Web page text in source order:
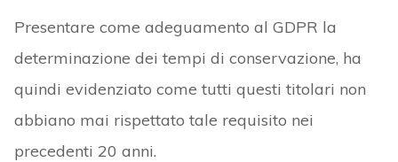
Presentare come adeguamento al GDPR la
determinazione dei tempi di conservazione, ha
quindi evidenziato come tutti questi titolari non
abbiano mai rispettato tale requisito nei
precedenti 20 anni.